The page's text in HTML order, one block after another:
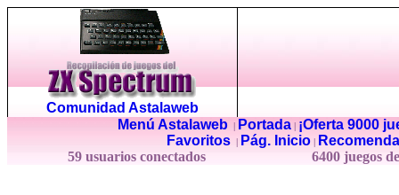
Comunidad Astalaweb
Menú Astalaweb| Portada|
¡Oferta 9000
Favoritos
Pág. Inicio
59 usuarios conectados
6400 juegos